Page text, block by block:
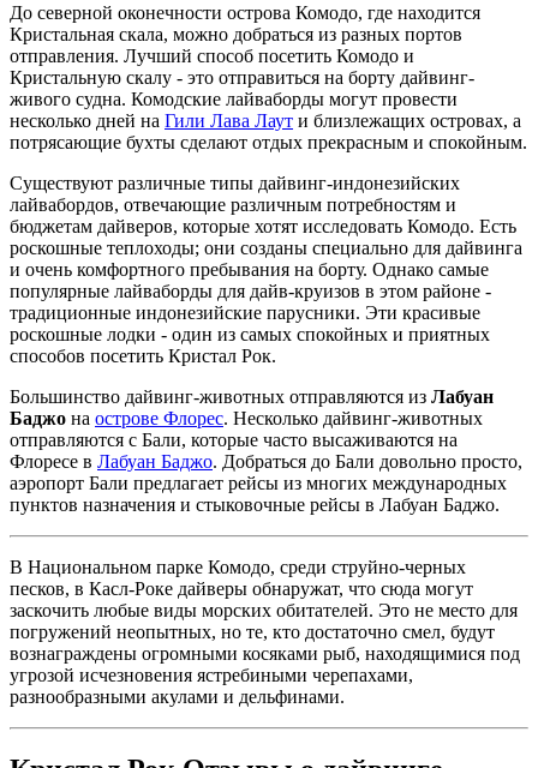
До северной оконечности острова Комодо, где находится
Кристальная скала, можно добраться из разных портов
отправления. Лучший способ посетить Комодо и
Кристальную скалу - это отправиться на борту дайвинг-
живого судна. Комодские лайваборды могут провести
несколько дней на Гили Лава Лаут и близлежащих островах, а
потрясающие бухты сделают отдых прекрасным и спокойным.
Существуют различные типы дайвинг-индонезийских
лайвабордов, отвечающие различным потребностям и
бюджетам дайверов, которые хотят исследовать Комодо. Есть
роскошные теплоходы; они созданы специально для дайвинга
и очень комфортного пребывания на борту. Однако самые
популярные лайваборды для дайв-круизов в этом районе -
традиционные индонезийские парусники. Эти красивые
роскошные лодки - один из самых спокойных и приятных
способов посетить Кристал Рок.
Большинство дайвинг-животных отправляются из Лабуан
Баджо на острове Флорес. Несколько дайвинг-животных
отправляются с Бали, которые часто высаживаются на
Флоресе в Лабуан Баджо. Добраться до Бали довольно просто,
аэропорт Бали предлагает рейсы из многих международных
пунктов назначения и стыковочные рейсы в Лабуан Баджо.
В Национальном парке Комодо, среди струйно-черных
песков, в Касл-Роке дайверы обнаружат, что сюда могут
заскочить любые виды морских обитателей. Это не место для
погружений неопытных, но те, кто достаточно смел, будут
вознаграждены огромными косяками рыб, находящимися под
угрозой исчезновения ястребиными черепахами,
разнообразными акулами и дельфинами.